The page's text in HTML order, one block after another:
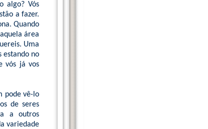
algo? Vós
a fazer.
Quando
área
Uma
estando no
vós já vos
pode vê-lo
de seres
a outros
variedade